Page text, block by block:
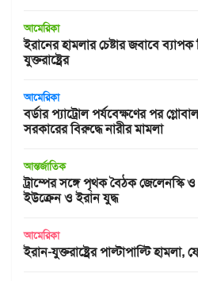
আমেরিকা
ইরানের হামলার চেষ্টার জবাবে
যুক্তরাষ্ট্রের
আমেরিকা
বর্ডার প্যাট্রোল পর্যবেক্ষণের পর গ্লোবাল
সরকারের বিরুদ্ধে নারীর মামলা
আন্তর্জাতিক
ট্রাম্পের সঙ্গে পৃথক বৈঠক জেলেনস্কি
ইউক্রেন ও ইরান যুদ্ধ
আমেরিকা
ইরান-যুক্তরাষ্ট্রের পাল্টাপাল্টি হামলা,